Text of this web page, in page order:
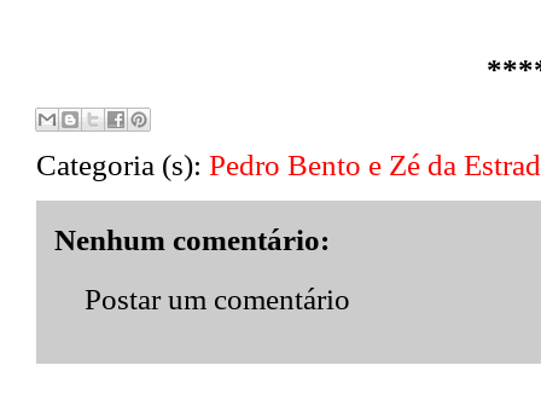
Categoria (s): Pedro Bento e Zé da
Nenhum comentário:
Postar um comentário